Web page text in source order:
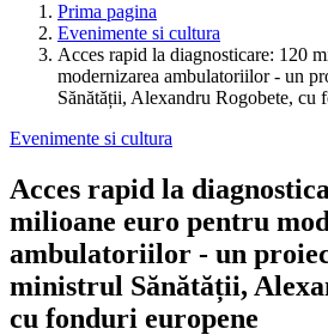
Prima pagina
Evenimente si cultura
Acces rapid la diagnosticare: 120
modernizarea ambulatoriilor - un
Sănătății, Alexandru Rogobete, cu
Evenimente si cultura
Acces rapid la
milioane euro pentru
ambulatoriilor - un
ministrul Sănătății,
cu fonduri europene